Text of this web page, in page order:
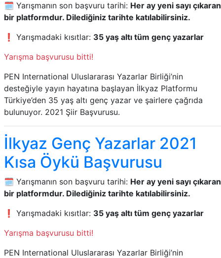
🗓️ Yarışmanın son başvuru tarihi: Her ay yeni sayı çıkaran
bir platformdur. Dilediğiniz tarihte katılabilirsiniz.
❗ Yarışmadaki kısıtlar: 35 yaş altı tüm genç yazarlar
Yarışma başvurusu bitti!
PEN International Uluslararası Yazarlar Birliği’nin
desteğiyle yayın hayatına başlayan İlkyaz Platformu
Türkiye’den 35 yaş altı genç yazar ve şairlere çağrıda
bulunuyor. 2021 Şiir Başvurusu.
İlkyaz Genç Yazarlar 2021
Kısa Öykü Başvurusu
🗓️ Yarışmanın son başvuru tarihi: Her ay yeni sayı çıkaran
bir platformdur. Dilediğiniz tarihte katılabilirsiniz.
❗ Yarışmadaki kısıtlar: 35 yaş altı tüm genç yazarlar
Yarışma başvurusu bitti!
PEN International Uluslararası Yazarlar Birliği’nin